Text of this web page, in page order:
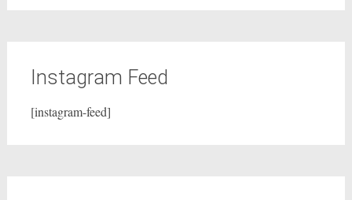
Instagram Feed
[instagram-feed]